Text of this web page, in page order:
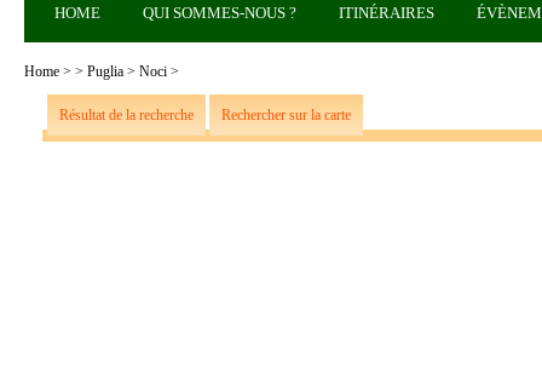
HOME QUI SOMMES-NOUS ? ITINÉRAIRES
Home > > Puglia > Noci >
Résultat de la recherche Rechercher sur la carte